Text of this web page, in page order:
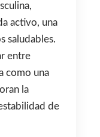
activo, una
saludables.
entre
como una
la
de